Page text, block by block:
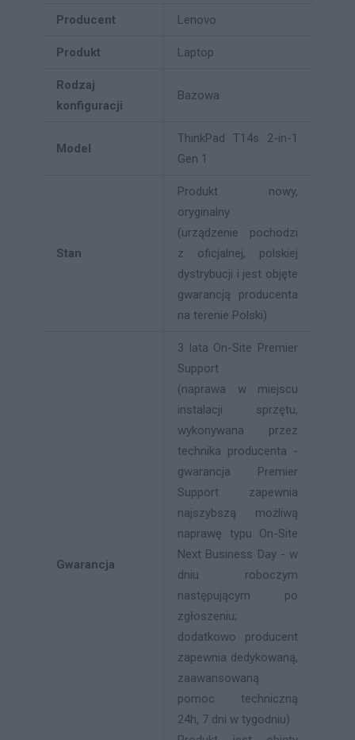
Producent Lenovo
Produkt Laptop
Rodzaj
konfiguracji
Bazowa
Model
ThinkPad T14s 2-in-1
Gen 1
Stan
Produkt nowy,
oryginalny
(urządzenie pochodzi
z oficjalnej, polskiej
dystrybucji i jest objęte
gwarancją producenta
na terenie Polski)
Gwarancja
3 lata On-Site Premier
Support
(naprawa w miejscu
instalacji sprzętu,
wykonywana przez
technika producenta -
gwarancja Premier
Support zapewnia
najszybszą możliwą
naprawę typu On-Site
Next Business Day - w
dniu roboczym
następującym po
zgłoszeniu;
dodatkowo producent
zapewnia dedykowaną,
zaawansowaną
pomoc techniczną
24h, 7 dni w tygodniu)